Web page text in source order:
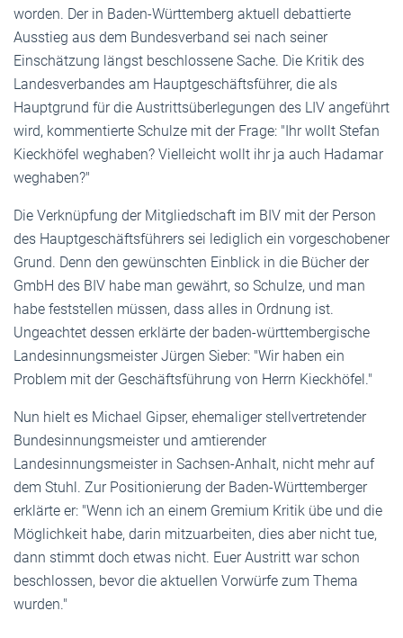
worden. Der in Baden-Württemberg aktuell debattierte
Ausstieg aus dem Bundesverband sei nach seiner
Einschätzung längst beschlossene Sache. Die Kritik des
Landesverbandes am Hauptgeschäftsführer, die als
Hauptgrund für die Austrittsüberlegungen des LIV angeführt
wird, kommentierte Schulze mit der Frage: "Ihr wollt Stefan
Kieckhöfel weghaben? Vielleicht wollt ihr ja auch Hadamar
weghaben?"
Die Verknüpfung der Mitgliedschaft im BIV mit der Person
des Hauptgeschäftsführers sei lediglich ein vorgeschobener
Grund. Denn den gewünschten Einblick in die Bücher der
GmbH des BIV habe man gewährt, so Schulze, und man
habe feststellen müssen, dass alles in Ordnung ist.
Ungeachtet dessen erklärte der baden-württembergische
Landesinnungsmeister Jürgen Sieber: "Wir haben ein
Problem mit der Geschäftsführung von Herrn Kieckhöfel."
Nun hielt es Michael Gipser, ehemaliger stellvertretender
Bundesinnungsmeister und amtierender
Landesinnungsmeister in Sachsen-Anhalt, nicht mehr auf
dem Stuhl. Zur Positionierung der Baden-Württemberger
erklärte er: "Wenn ich an einem Gremium Kritik übe und die
Möglichkeit habe, darin mitzuarbeiten, dies aber nicht tue,
dann stimmt doch etwas nicht. Euer Austritt war schon
beschlossen, bevor die aktuellen Vorwürfe zum Thema
wurden."